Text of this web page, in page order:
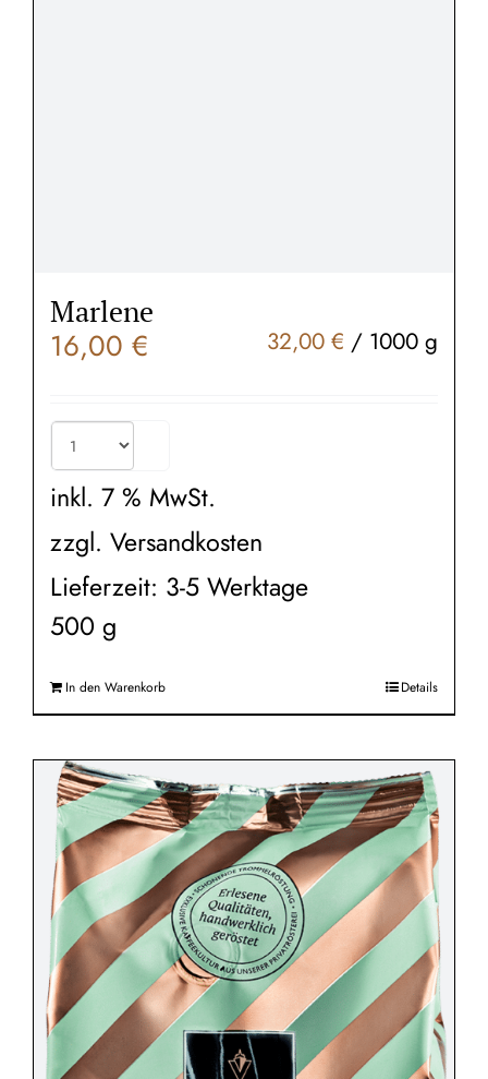
Marlene
16,00 € 32,00 € / 1000 g
inkl. 7 % MwSt.
zzgl. Versandkosten
Lieferzeit: 3-5 Werktage
500 g
In den Warenkorb Details